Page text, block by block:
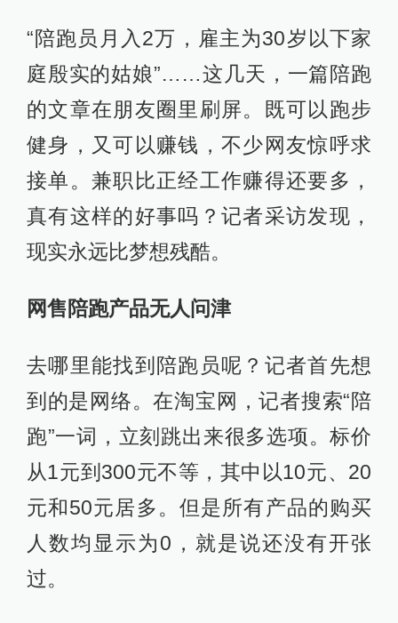
“陪跑员月入2万，雇主为30岁以下家
庭殷实的姑娘”……这几天，一篇陪跑
的文章在朋友圈里刷屏。既可以跑步
健身，又可以赚钱，不少网友惊呼求
接单。兼职比正经工作赚得还要多，
真有这样的好事吗？记者采访发现，
现实永远比梦想残酷。
网售陪跑产品无人问津
去哪里能找到陪跑员呢？记者首先想
到的是网络。在淘宝网，记者搜索“陪
跑”一词，立刻跳出来很多选项。标价
从1元到300元不等，其中以10元、20
元和50元居多。但是所有产品的购买
人数均显示为0，就是说还没有开张
过。